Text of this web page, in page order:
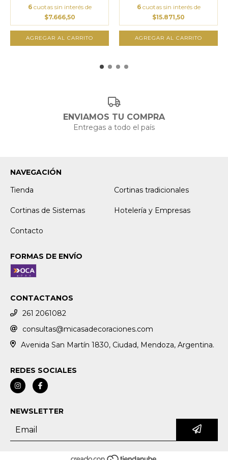
6 cuotas sin interés de
$7.666,50
AGREGAR AL CARRITO
6 cuotas sin interés de
$15.871,50
AGREGAR AL CARRITO
ENVIAMOS TU COMPRA
Entregas a todo el país
NAVEGACIÓN
Tienda
Cortinas tradicionales
Cortinas de Sistemas Hotelería y Empresas
Contacto
FORMAS DE ENVÍO
CONTACTANOS
261 2061082
consultas@micasadecoraciones.com
Avenida San Martín 1830, Ciudad, Mendoza, Argentina.
REDES SOCIALES
NEWSLETTER